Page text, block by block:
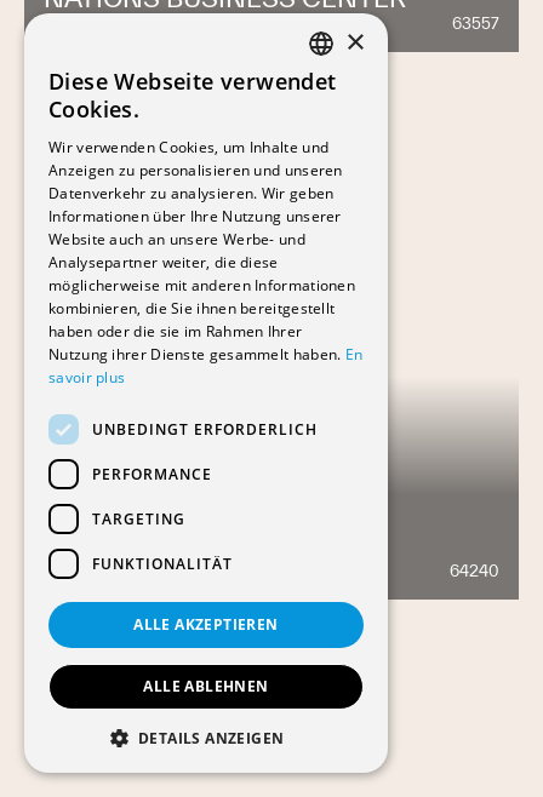
63557
BÂTIMENT DU BIT
1915 64240
FRENCH
×
Diese Webseite verwendet
Cookies.
Wir verwenden Cookies, um Inhalte und
Anzeigen zu personalisieren und unseren
Datenverkehr zu analysieren. Wir geben
Informationen über Ihre Nutzung unserer
Website auch an unsere Werbe- und
Analysepartner weiter, die diese
möglicherweise mit anderen Informationen
kombinieren, die Sie ihnen bereitgestellt
haben oder die sie im Rahmen Ihrer
Nutzung ihrer Dienste gesammelt haben. En
savoir plus
UNBEDINGT ERFORDERLICH
PERFORMANCE
TARGETING
FUNKTIONALITÄT
ALLE AKZEPTIEREN
ALLE ABLEHNEN
DETAILS ANZEIGEN